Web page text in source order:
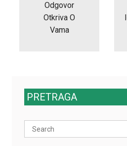
Odgovor
Otkriva O
Vama
PRETRAGA
Search
for: